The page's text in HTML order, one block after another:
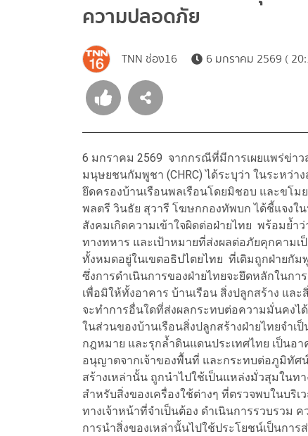
ความปลอดภัย
TNN ช่อง16 6 มกราคม 2569 (
6 มกราคม 2569 จากกรณีที่มีการเผยแพร่ข่า
มนุษยชนกัมพูชา (CHRC) ได้ระบุว่า ในระหว่
ยึดครองบ้านเรือนพลเรือนโดยมิชอบ และขโ
พลตรี วินธัย สุวารี โฆษกกองทัพบก ได้ชี้แจงใ
สังคมเกิดความเข้าใจผิดต่อฝ่ายไทย พร้อมย้ำ
ทางทหาร และเป้าหมายที่ส่งผลต่อภัยคุกคามเ
ทั้งหมดอยู่ในเขตอธิปไตยไทย ที่เดิมถูกฝ่ายกั
ซึ่งการดำเนินการของฝ่ายไทยจะยึดหลักในก
เพื่อมิให้ทั้งอาคาร บ้านเรือน สิ่งปลูกสร้าง แล
จะทำการอื่นใดที่ส่งผลกระทบต่อความมั่นคงไ
ในส่วนของบ้านเรือนสิ่งปลูกสร้างฝ่ายไทยจำเ
กฎหมาย และรุกล้ำดินแดนประเทศไทย เป็นอ
อนุญาตจากเจ้าของพื้นที่ และกระทบต่อภูมิทัศ
สร้างเหล่านั้น ถูกนำไปใช้เป็นแหล่งมั่วสุมในท
สำหรับสิ่งของเครื่องใช้ต่างๆ ที่ตรวจพบในบ
ทางเจ้าหน้าที่จำเป็นต้อง ดำเนินการรวบรวม
การนำสิ่งของเหล่านั้นไปใช้ประโยชน์เป็นกา